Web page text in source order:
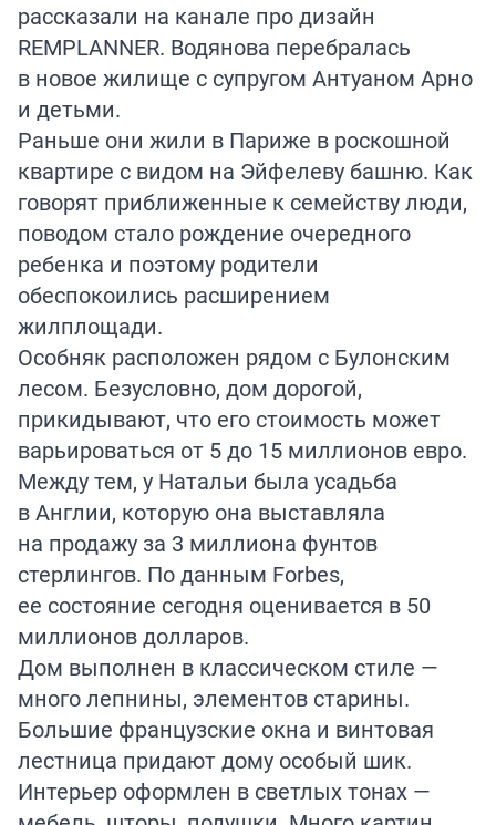
рассказали на канале про дизайн
REMPLANNER. Водянова перебралась
в новое жилище с супругом Антуаном Арно
и детьми.
Раньше они жили в Париже в роскошной
квартире с видом на Эйфелеву башню. Как
говорят приближенные к семейству люди,
поводом стало рождение очередного
ребенка и поэтому родители
обеспокоились расширением
жилплощади.
Особняк расположен рядом с Булонским
лесом. Безусловно, дом дорогой,
прикидывают, что его стоимость может
варьироваться от 5 до 15 миллионов евро.
Между тем, у Натальи была усадьба
в Англии, которую она выставляла
на продажу за 3 миллиона фунтов
стерлингов. По данным Forbes,
ее состояние сегодня оценивается в 50
миллионов долларов.
Дом выполнен в классическом стиле —
много лепнины, элементов старины.
Большие французские окна и винтовая
лестница придают дому особый шик.
Интерьер оформлен в светлых тонах —